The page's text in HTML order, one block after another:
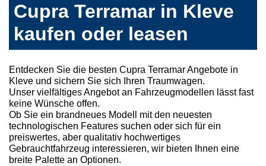
Cupra Terramar in Kleve
kaufen oder leasen
Entdecken Sie die besten Cupra Terramar Angebote in
Kleve und sichern Sie sich Ihren Traumwagen.
Unser vielfältiges Angebot an Fahrzeugmodellen lässt fast
keine Wünsche offen.
Ob Sie ein brandneues Modell mit den neuesten
technologischen Features suchen oder sich für ein
preiswertes, aber qualitativ hochwertiges
Gebrauchtfahrzeug interessieren, wir bieten Ihnen eine
breite Palette an Optionen.